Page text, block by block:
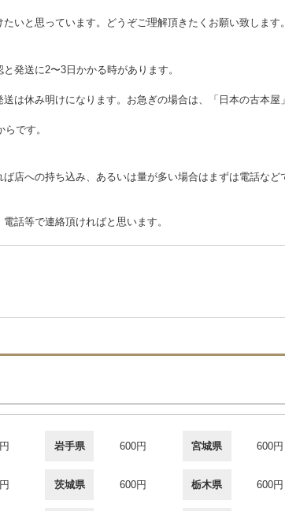
いと思っています。どうぞご理解頂きたくお願い致します
発送に2〜3日かかる時があります。
は休み明けになります。お急ぎの場合は、「日本の古本
です。
店への持ち込み、あるいは量が多い場合はまずは電話な
話等で連絡頂ければと思います。
岩手県 600円 宮城県 600円
茨城県 600円 栃木県 600円